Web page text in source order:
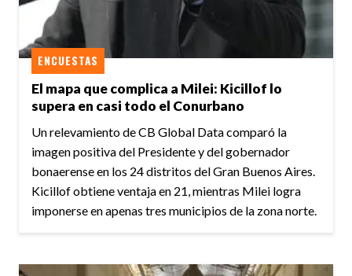
El mapa que complica a Milei: Kicillof lo
supera en casi todo el Conurbano
ENCUESTAS
Un relevamiento de CB Global Data comparó la
imagen positiva del Presidente y del gobernador
bonaerense en los 24 distritos del Gran Buenos Aires.
Kicillof obtiene ventaja en 21, mientras Milei logra
imponerse en apenas tres municipios de la zona norte.